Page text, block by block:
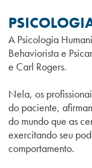
A Psicologia
Behaviorista e
e Carl Rogers.
Nela, os
do paciente,
do mundo que as
exercitando seu
comportamento.